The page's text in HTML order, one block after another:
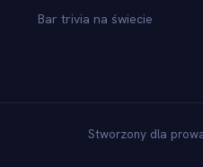
Bar trivia na świecie
Stworzony dla